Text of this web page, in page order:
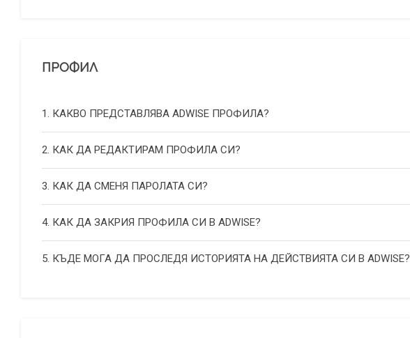
ПРОФИЛ
1. КАКВО ПРЕДСТАВЛЯВА ADWISE ПРОФИЛА?
2. КАК ДА РЕДАКТИРАМ ПРОФИЛА СИ?
3. КАК ДА СМЕНЯ ПАРОЛАТА СИ?
4. КАК ДА ЗАКРИЯ ПРОФИЛА СИ В ADWISE?
5. КЪДЕ МОГА ДА ПРОСЛЕДЯ ИСТОРИЯТА НА ДЕЙСТВИЯТА СИ В ADWISE?